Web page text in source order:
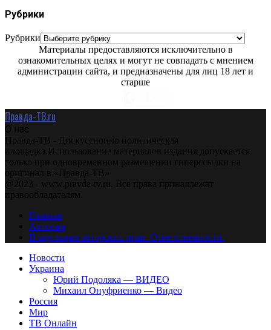
Рубрики
Рубрики
Материалы предоставляются исключительно в
ознакомительных целях и могут не совпадать с мнением
администрации сайта, и предназначены для лиц 18 лет и
старше
Правда-ТВ.ru
О нас
Правда-ТВ - Дискуссионно политическая
площадка.Использование материалов издания допускается
только при одновременном размещении гиперссылки на
оригинал в «Правда-ТВ»
@2023 - www.pravda-tv.ru. Все права принадлежат
правообладателям.
Главная
Авторам
Владельцам авторских прав. Ответственности.
Новости
Украина
Юрий Подоляка — ВИДЕО
Михаил Онуфриенко — Видео
Россия
Мир
ТВ Онлайн